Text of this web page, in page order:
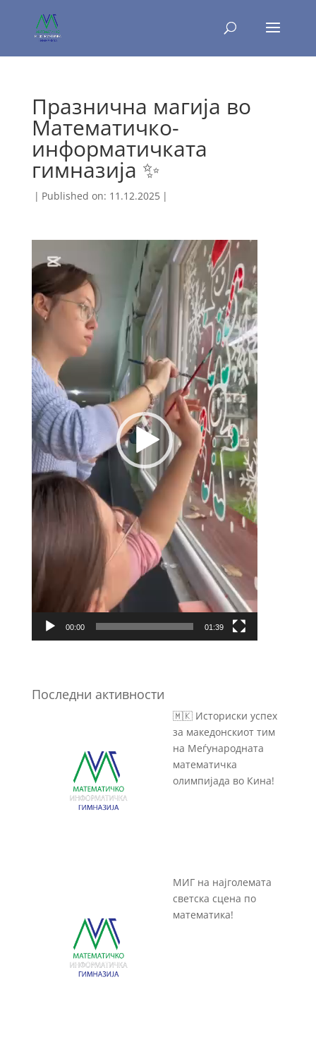
Празнична магија во
Математичко-
информатичката
гимназија ✨
| Published on: 11.12.2025 |
Videosh
00:00 01:39
Последни активности
🇲🇰 Историски успех
за македонскиот тим
на Меѓународната
математичка
олимпијада во Кина!
МИГ на најголемата
светска сцена по
математика!